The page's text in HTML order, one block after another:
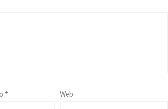
* Web